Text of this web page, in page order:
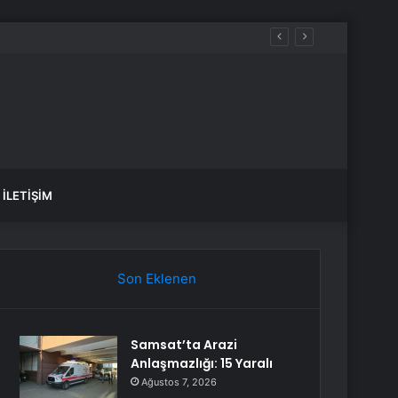
İLETIŞIM
Son Eklenen
Samsat’ta Arazi
Anlaşmazlığı: 15 Yaralı
Ağustos 7, 2026